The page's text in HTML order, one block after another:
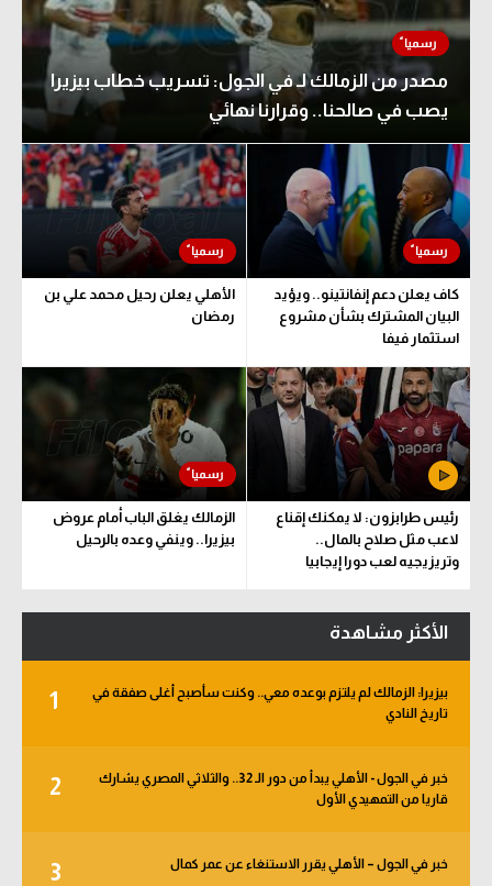
مصدر من الزمالك لـ في الجول: تسريب خطاب بيزيرا
يصب في صالحنا.. وقرارنا نهائي
كاف يعلن دعم إنفانتينو.. ويؤيد
البيان المشترك بشأن مشروع
استثمار فيفا
الأهلي يعلن رحيل محمد علي بن
رمضان
رئيس طرابزون: لا يمكنك إقناع
لاعب مثل صلاح بالمال..
وتريزيجيه لعب دورا إيجابيا
الزمالك يغلق الباب أمام عروض
بيزيرا.. وينفي وعده بالرحيل
الأكثر مشاهدة
1
بيزيرا: الزمالك لم يلتزم بوعده معي.. وكنت سأصبح أغلى صفقة في
تاريخ النادي
2
خبر في الجول - الأهلي يبدأ من دور الـ 32.. والثلاثي المصري يشارك
قاريا من التمهيدي الأول
3 خبر في الجول – الأهلي يقرر الاستنغاء عن عمر كمال